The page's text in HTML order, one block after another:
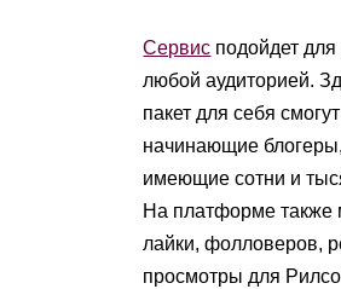
Сервис подойдет для
любой аудиторией.
пакет для себя
начинающие
имеющие сотни и
На платформе также
лайки, фолловеров,
просмотры для